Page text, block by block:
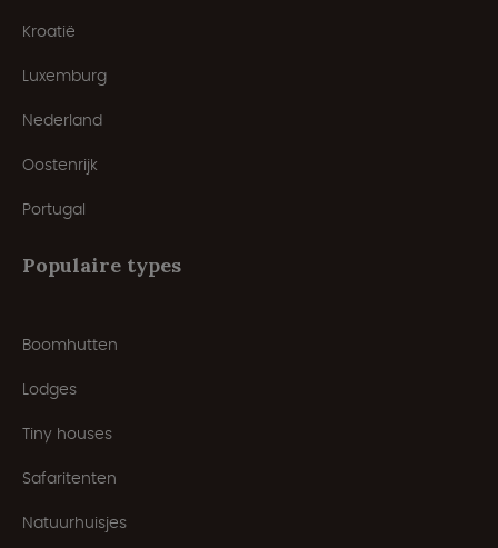
Kroatië
Luxemburg
Nederland
Oostenrijk
Portugal
Populaire types
Boomhutten
Lodges
Tiny houses
Safaritenten
Natuurhuisjes